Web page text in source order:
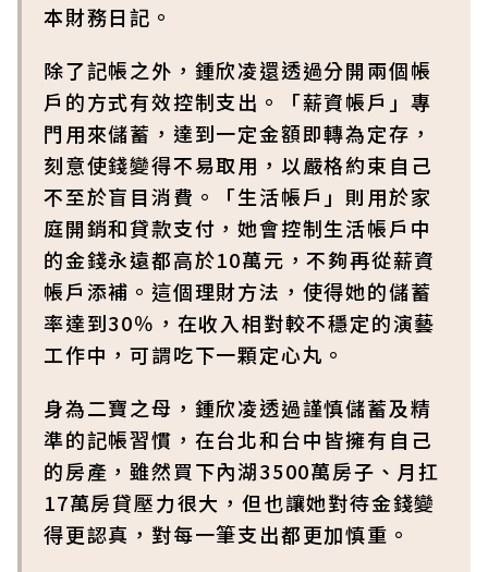
本財務日記。
除了記帳之外，鍾欣凌還透過分開兩個帳
戶的方式有效控制支出。「薪資帳戶」專
門用來儲蓄，達到一定金額即轉為定存，
刻意使錢變得不易取用，以嚴格約束自己
不至於盲目消費。「生活帳戶」則用於家
庭開銷和貸款支付，她會控制生活帳戶中
的金錢永遠都高於10萬元，不夠再從薪資
帳戶添補。這個理財方法，使得她的儲蓄
率達到30％，在收入相對較不穩定的演藝
工作中，可謂吃下一顆定心丸。
身為二寶之母，鍾欣凌透過謹慎儲蓄及精
準的記帳習慣，在台北和台中皆擁有自己
的房產，雖然買下內湖3500萬房子、月扛
17萬房貸壓力很大，但也讓她對待金錢變
得更認真，對每一筆支出都更加慎重。